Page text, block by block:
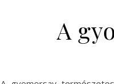
A